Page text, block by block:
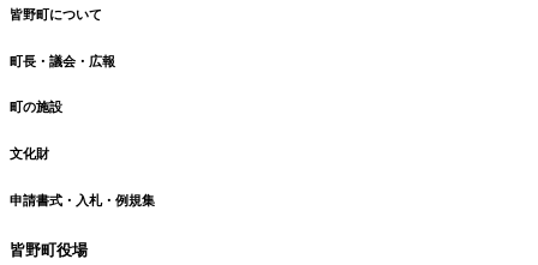
皆野町について
町長・議会・広報
町の施設
文化財
申請書式・入札・例規集
皆野町役場